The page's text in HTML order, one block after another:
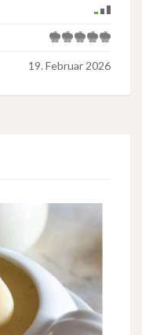
19. Februar 2026